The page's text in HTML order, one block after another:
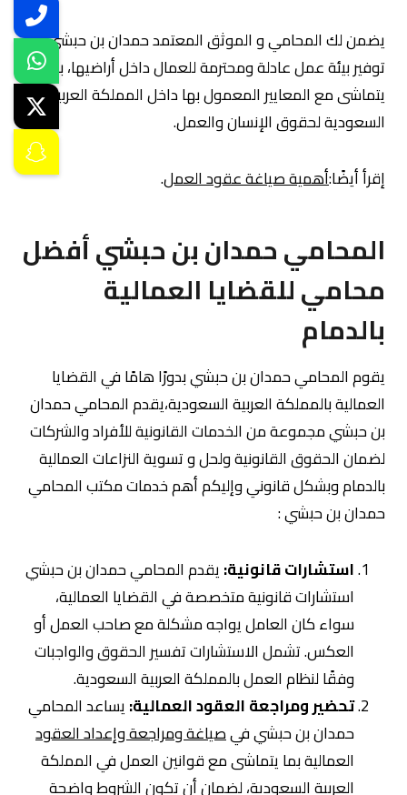
يضمن لك المحامي و الموثق المعتمد حمدان بن حبشي
توفير بيئة عمل عادلة ومحترمة للعمال داخل أراضيها، بما
يتماشى مع المعايير المعمول بها داخل المملكة العربية
السعودية لحقوق الإنسان والعمل.
إقرأ أيضًا:أهمية صياغة عقود العمل.
المحامي حمدان بن حبشي أفضل
محامي للقضايا العمالية
بالدمام
يقوم المحامي حمدان بن حبشي بدورًا هامًا في القضايا
العمالية بالمملكة العربية السعودية،يقدم المحامي حمدان
بن حبشي مجموعة من الخدمات القانونية للأفراد والشركات
لضمان الحقوق القانونية ولحل و تسوية النزاعات العمالية
بالدمام وبشكل قانوني وإليكم أهم خدمات مكتب المحامي
حمدان بن حبشي :
استشارات قانونية:يقدم المحامي حمدان بن حبشي
استشارات قانونية متخصصة في القضايا العمالية،
سواء كان العامل يواجه مشكلة مع صاحب العمل أو
العكس. تشمل الاستشارات تفسير الحقوق والواجبات
وفقًا لنظام العمل بالمملكة العربية السعودية.
تحضير ومراجعة العقود العمالية:يساعد المحامي
حمدان بن حبشي فيصياغة ومراجعة وإعداد العقود
العمالية بما يتماشى مع قوانين العمل في المملكة
العربية السعودية، لضمان أن تكون الشروط واضحة